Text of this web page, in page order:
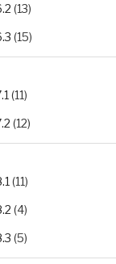
(13)
(15)
(11)
(12)
(11)
(4)
(5)